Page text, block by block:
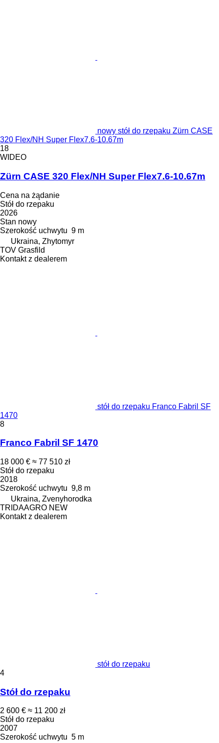
nowy stół do rzepaku Zürn CASE
320 Flex/NH Super Flex7.6-10.67m
18
WIDEO
Zürn CASE 320 Flex/NH Super Flex7.6-10.67m
Cena na żądanie
Stół do rzepaku
2026
Stan nowy
Szerokość uchwytu 9 m
Ukraina, Zhytomyr
TOV Grasfild
Kontakt z dealerem
stół do rzepaku Franco Fabril SF
1470
8
Franco Fabril SF 1470
18 000 € ≈ 77 510 zł
Stół do rzepaku
2018
Szerokość uchwytu 9,8 m
Ukraina, Zvenyhorodka
TRIDAAGRO NEW
Kontakt z dealerem
stół do rzepaku
4
Stół do rzepaku
2 600 € ≈ 11 200 zł
Stół do rzepaku
2007
Szerokość uchwytu 5 m